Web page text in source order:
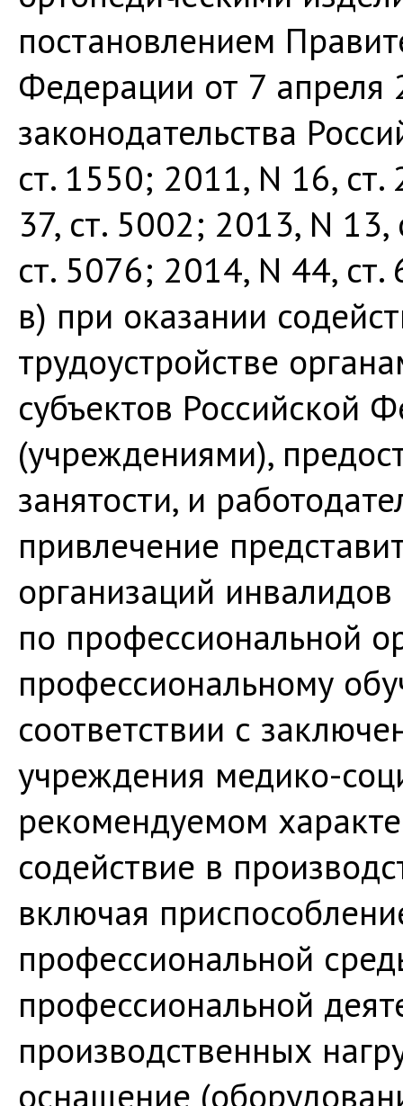
постановлением
Федерации от 7 апреля
законодательства
ст. 1550; 2011, N 16,
37, ст. 5002; 2013, N
ст. 5076; 2014, N 44, ст.
в) при оказании
трудоустройстве
субъектов Российской
(учреждениями),
занятости, и
привлечение
организаций
по профессиональной
профессиональному
соответствии с
учреждения медико-
рекомендуемом
содействие в
включая
профессиональной
профессиональной
производственных
оснащение